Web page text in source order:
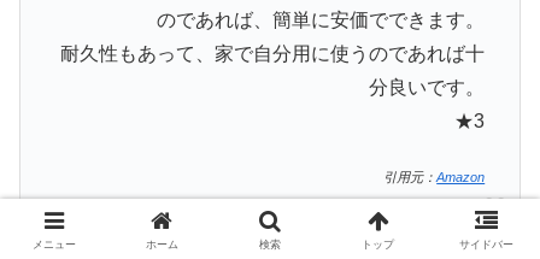
のであれば、簡単に安価でできます。
耐久性もあって、家で自分用に使うのであれば十
分良いです。
★3
引用元：Amazon
メニュー ホーム 検索 トップ サイドバー